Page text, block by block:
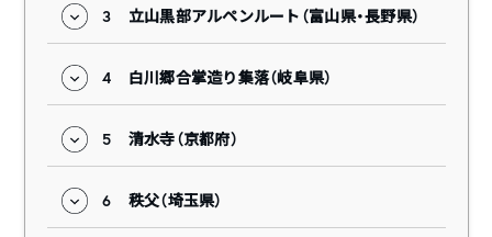
3 立山黒部アルペンルート（富山県・長野県）
4 白川郷合掌造り集落（岐阜県）
5 清水寺（京都府）
6 秩父（埼玉県）